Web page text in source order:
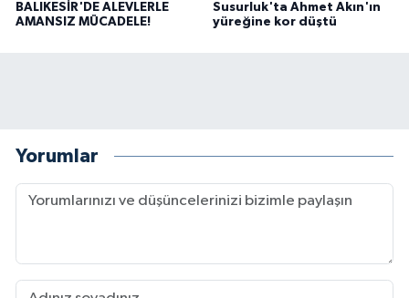
BALIKESİR'DE ALEVLERLE
AMANSIZ MÜCADELE!
Susurluk'ta Ahmet Akın'ın
yüreğine kor düştü
Yorumlar